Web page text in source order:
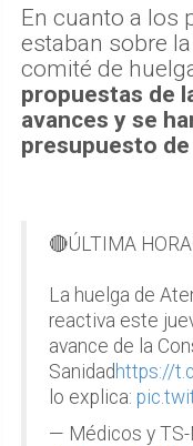
En cuanto a los
estaban sobre
comité de
propuestas de
avances y se
presupuesto
🔴ÚLTIMA
La huelga de
reactiva este
avance de la
Sanidad https://
lo explica:
— Médicos y